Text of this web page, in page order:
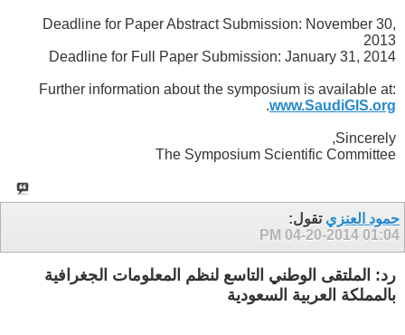
Deadline for Paper Abstract Submission: November 30,
2013
Deadline for Full Paper Submission: January 31, 2014
Further information about the symposium is available at:
www.SaudiGIS.org
.
Sincerely,
The Symposium Scientific Committee
حمود العنزي تقول:
04-20-2014 01:04 PM
رد: الملتقى الوطني التاسع لنظم المعلومات الجغرافية
بالمملكة العربية السعودية